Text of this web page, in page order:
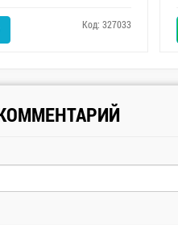
Код: 327033